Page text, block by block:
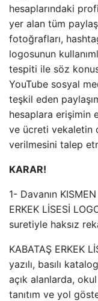
hesaplarındaki
yer alan tüm
fotoğrafları,
logosunun
tespiti ile söz
YouTube sosyal
teşkil eden
hesaplara erişimin
ve ücreti vekaletin
verilmesini talep
KARAR!
1- Davanın
ERKEK LİSESİ
suretiyle haksız
KABATAŞ ERKEK
yazılı, basılı
açık alanlarda,
tanıtım ve yol